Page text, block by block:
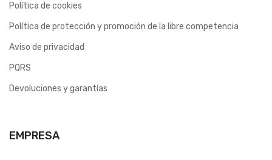
Política de cookies
Política de protección y promoción de la libre competencia
Aviso de privacidad
PQRS
Devoluciones y garantías
EMPRESA